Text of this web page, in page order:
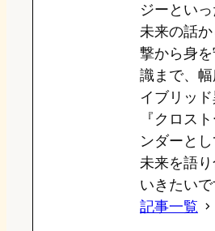
ジーとい
未来の話
撃から身
識まで、
イブリッ
『クロス
ンダーとし
未来を語
いきたいで
記事一覧